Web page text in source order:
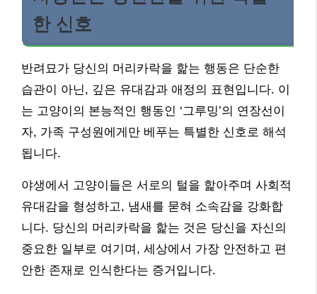
한 신호
반려묘가 당신의 머리카락을 핥는 행동은 단순한
습관이 아닌, 깊은 유대감과 애정의 표현입니다. 이
는 고양이의 본능적인 행동인 ‘그루밍’의 연장선이
자, 가족 구성원에게만 베푸는 특별한 신호로 해석
됩니다.
야생에서 고양이들은 서로의 털을 핥아주며 사회적
유대감을 형성하고, 냄새를 묻혀 소속감을 강화합
니다. 당신의 머리카락을 핥는 것은 당신을 자신의
중요한 일부로 여기며, 세상에서 가장 안전하고 편
안한 존재로 인식한다는 증거입니다.